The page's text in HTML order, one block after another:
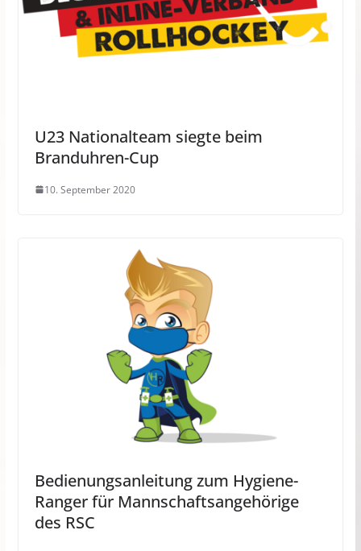
U23 Nationalteam siegte beim
Branduhren-Cup
10. September 2020
Bedienungsanleitung zum Hygiene-
Ranger für Mannschaftsangehörige
des RSC